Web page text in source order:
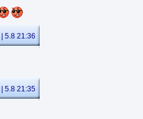
| 5.8 21:36
| 5.8 21:35